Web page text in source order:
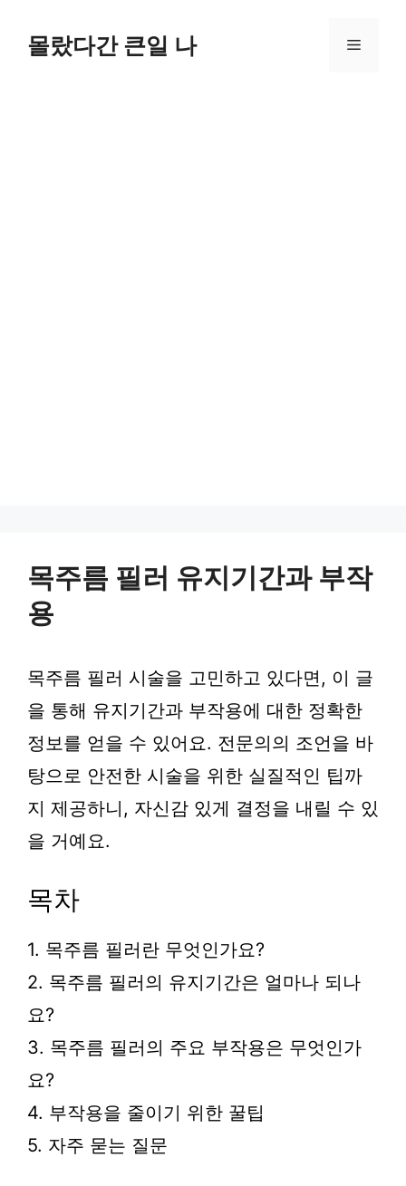
몰랐다간 큰일 나 메
목주름 필러 유지기간과 부작
용
목주름 필러 시술을 고민하고 있다면, 이 글
을 통해 유지기간과 부작용에 대한 정확한
정보를 얻을 수 있어요. 전문의의 조언을 바
탕으로 안전한 시술을 위한 실질적인 팁까
지 제공하니, 자신감 있게 결정을 내릴 수 있
을 거예요.
목차
1. 목주름 필러란 무엇인가요?
2. 목주름 필러의 유지기간은 얼마나 되나
요?
3. 목주름 필러의 주요 부작용은 무엇인가
요?
4. 부작용을 줄이기 위한 꿀팁
5. 자주 묻는 질문